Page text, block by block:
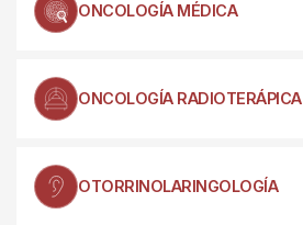
ONCOLOGÍA MÉDICA
ONCOLOGÍA RADIOTERÁPICA
OTORRINOLARINGOLOGÍA